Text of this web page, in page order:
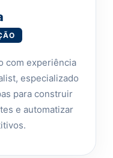
com experiência
especializado
para construir
e automatizar